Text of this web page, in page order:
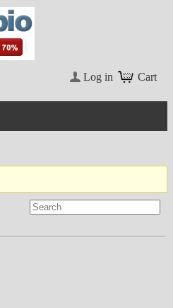
Cart
Log in